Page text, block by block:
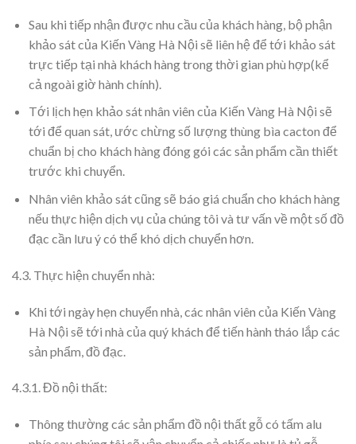
Sau khi tiếp nhận được nhu cầu của khách hàng, bộ phận
khảo sát của Kiến Vàng Hà Nội sẽ liên hệ để tới khảo sát
trực tiếp tại nhà khách hàng trong thời gian phù hợp(kể
cả ngoài giờ hành chính).
Tới lịch hẹn khảo sát nhân viên của Kiến Vàng Hà Nội sẽ
tới để quan sát, ước chừng số lượng thùng bìa cacton để
chuẩn bị cho khách hàng đóng gói các sản phẩm cần thiết
trước khi chuyển.
Nhân viên khảo sát cũng sẽ báo giá chuẩn cho khách hàng
nếu thực hiện dịch vụ của chúng tôi và tư vấn về một số đồ
đạc cần lưu ý có thể khó dịch chuyển hơn.
4.3. Thực hiện chuyển nhà:
Khi tới ngày hẹn chuyển nhà, các nhân viên của Kiến Vàng
Hà Nội sẽ tới nhà của quý khách để tiến hành tháo lắp các
sản phẩm, đồ đạc.
4.3.1. Đồ nội thất:
Thông thường các sản phẩm đồ nội thất gỗ có tấm alu